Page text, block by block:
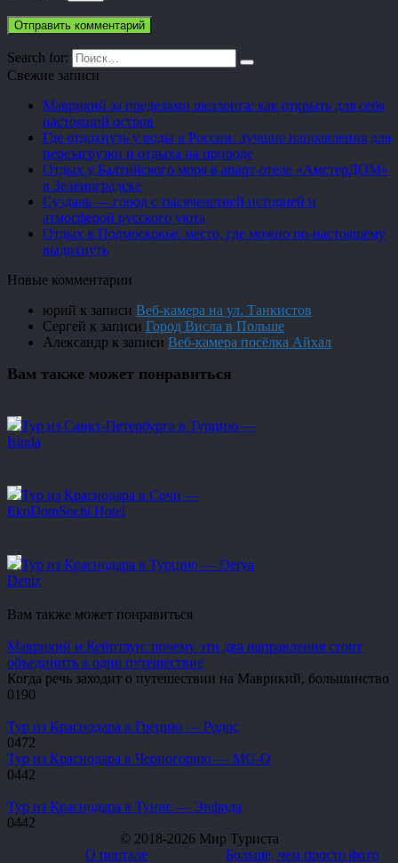
Search for:
Свежие записи
Маврикий за пределами шезлонга: как открыть для себя
настоящий остров
Где отдохнуть у воды в России: лучшие направления для
перезагрузки и отдыха на природе
Отдых у Балтийского моря в апарт-отеле «АмстерДОМ»
в Зеленоградске
Суздаль — город с тысячелетней историей и
атмосферой русского уюта
Отдых в Подмосковье: место, где можно по-настоящему
выдохнуть
Новые комментарии
юрий к записи Веб-камера на ул. Танкистов
Сергей к записи Город Висла в Польше
Александр к записи Веб-камера посёлка Айхал
Вам также может понравиться
Тур из Санкт-Петербурга в Турцию —
Isinda
Тур из Краснодара в Сочи —
EkoDomSochi Hotel
Тур из Краснодара в Турцию — Derya
Deniz
Вам также может понравиться
Маврикий и Кейптаун: почему эти два направления стоит
объединить в одно путешествие
Когда речь заходит о путешествии на Маврикий, большинство
0190
Тур из Краснодара в Грецию — Родос
0472
Тур из Краснодара в Черногорию — MG-O
0442
Тур из Краснодара в Тунис — Энфида
0442
© 2018-2026 Мир Туриста
О портале
Больше, чем просто фото